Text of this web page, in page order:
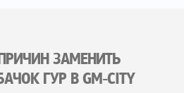
ЗАМЕНИТЬ
ГУР В GM-CITY